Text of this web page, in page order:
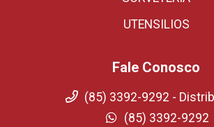
UTENSILIOS
Fale Conosco
(85) 3392-9292 -
(85) 3392-9292